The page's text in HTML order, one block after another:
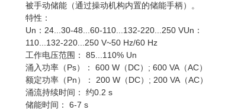
被手动储能（通过操动机构内置的储能手柄）。
特性：
Un：24...30-48...60-110...132-220...250 VUn：
110...132-220...250 V~50 Hz/60 Hz
工作电压范围： 85...110% Un
涌入功率（Ps）： 600 W（DC）; 600 VA（AC）
额定功率（Pn）： 200 W（DC）; 200 VA（AC）
涌流持续时间： 约0.2 s
储能时间： 6-7 s